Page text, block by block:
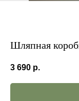
Шляпная
3 690 р.